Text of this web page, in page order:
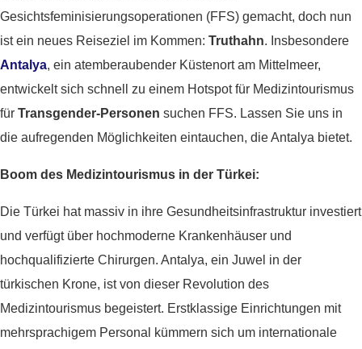
Gesichtsfeminisierungsoperationen (FFS) gemacht, doch nun
ist ein neues Reiseziel im Kommen: Truthahn. Insbesondere
Antalya, ein atemberaubender Küstenort am Mittelmeer,
entwickelt sich schnell zu einem Hotspot für Medizintourismus
für Transgender-Personen suchen FFS. Lassen Sie uns in
die aufregenden Möglichkeiten eintauchen, die Antalya bietet.
Boom des Medizintourismus in der Türkei:
Die Türkei hat massiv in ihre Gesundheitsinfrastruktur investiert
und verfügt über hochmoderne Krankenhäuser und
hochqualifizierte Chirurgen. Antalya, ein Juwel in der
türkischen Krone, ist von dieser Revolution des
Medizintourismus begeistert. Erstklassige Einrichtungen mit
mehrsprachigem Personal kümmern sich um internationale